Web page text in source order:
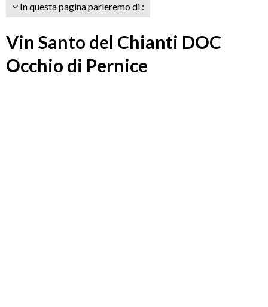
In questa pagina parleremo di :
Vin Santo del Chianti DOC
Occhio di Pernice